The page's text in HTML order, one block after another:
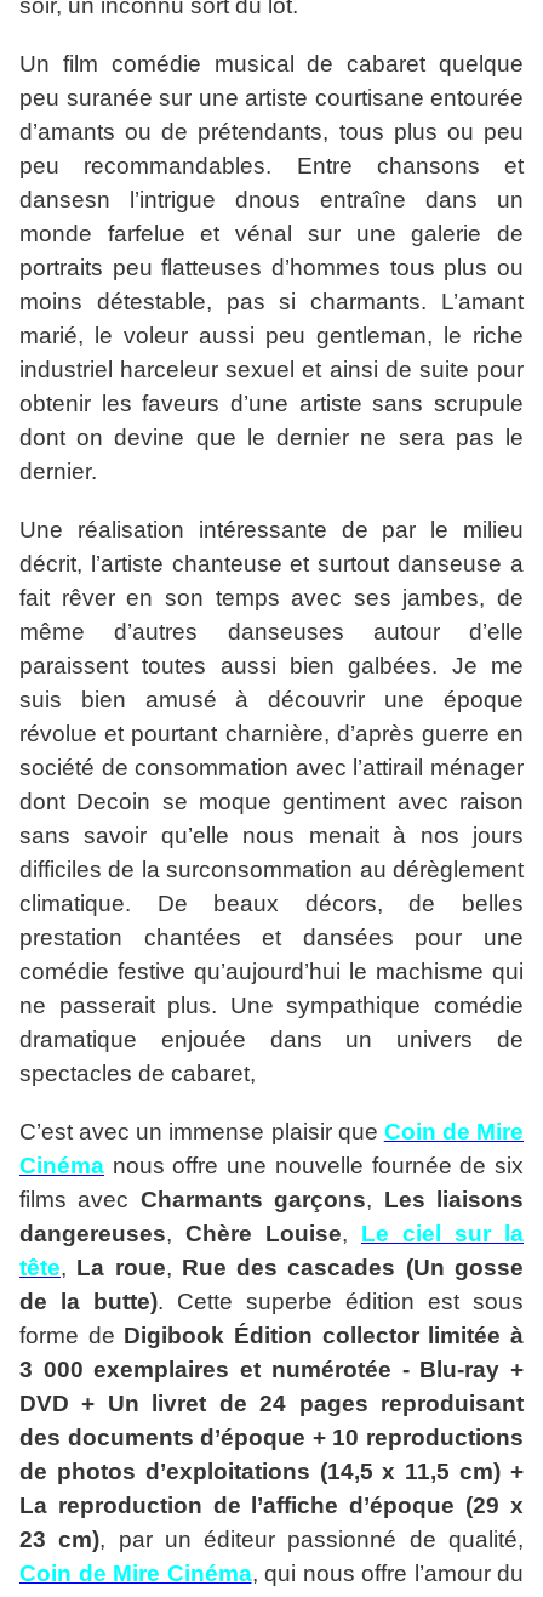
soir, un inconnu sort du lot.
Un film comédie musical de cabaret quelque
peu suranée sur une artiste courtisane entourée
d’amants ou de prétendants, tous plus ou peu
peu recommandables. Entre chansons et
dansesn l’intrigue dnous entraîne dans un
monde farfelue et vénal sur une galerie de
portraits peu flatteuses d’hommes tous plus ou
moins détestable, pas si charmants. L’amant
marié, le voleur aussi peu gentleman, le riche
industriel harceleur sexuel et ainsi de suite pour
obtenir les faveurs d’une artiste sans scrupule
dont on devine que le dernier ne sera pas le
dernier.
Une réalisation intéressante de par le milieu
décrit, l’artiste chanteuse et surtout danseuse a
fait rêver en son temps avec ses jambes, de
même d’autres danseuses autour d’elle
paraissent toutes aussi bien galbées. Je me
suis bien amusé à découvrir une époque
révolue et pourtant charnière, d’après guerre en
société de consommation avec l’attirail ménager
dont Decoin se moque gentiment avec raison
sans savoir qu’elle nous menait à nos jours
difficiles de la surconsommation au dérèglement
climatique. De beaux décors, de belles
prestation chantées et dansées pour une
comédie festive qu’aujourd’hui le machisme qui
ne passerait plus. Une sympathique comédie
dramatique enjouée dans un univers de
spectacles de cabaret,
C’est avec un immense plaisir que Coin de Mire
Cinéma nous offre une nouvelle fournée de six
films avec Charmants garçons, Les liaisons
dangereuses, Chère Louise,
Le ciel sur la
tête, La roue, Rue des cascades (Un gosse
de la butte). Cette superbe édition est sous
forme de Digibook Édition collector limitée à
3 000 exemplaires et numérotée - Blu-ray +
DVD + Un livret de 24 pages reproduisant
des documents d’époque + 10 reproductions
de photos d’exploitations (14,5 x 11,5 cm) +
La reproduction de l’affiche d’époque (29 x
23 cm), par un éditeur passionné de qualité,
Coin de Mire Cinéma, qui nous offre l’amour du